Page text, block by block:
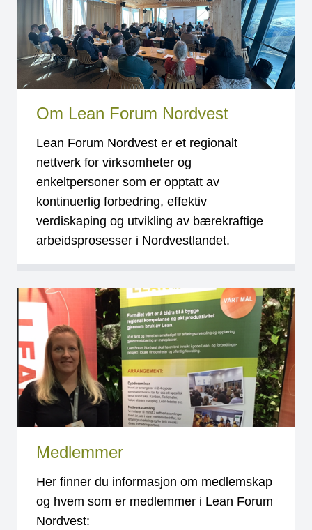
Om Lean Forum Nordvest
Lean Forum Nordvest er et regionalt
nettverk for virksomheter og
enkeltpersoner som er opptatt av
kontinuerlig forbedring, effektiv
verdiskaping og utvikling av bærekraftige
arbeidsprosesser i Nordvestlandet.
Medlemmer
Her finner du informasjon om medlemskap
og hvem som er medlemmer i Lean Forum
Nordvest: